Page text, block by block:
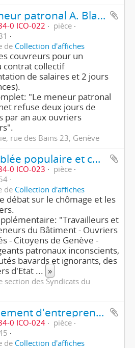
Le meneur patronal A. Blanchet
0 ICO-022
pièce
de Collection d'affiches
couvreurs pour un
contrat collectif
de salaires et 2 jours
"Le meneur patronal
refuse deux jours de
par an aux ouvriers
rue des Bains 23, Genève
Assemblée populaire et contradictoire - Lucien Tronchet, Adrien Buffat
0 ICO-023
pièce
de Collection d'affiches
débat sur le chômage et les
"Travailleurs et
du Bâtiment - Ouvriers
- Citoyens de Genève -
patronaux inconscients,
bavards et ignorants, des
d'Etat ... »
section des Syndicats du
Aveuglement d'entrepreneurs - Les ouvriers se défendent
0 ICO-024
pièce
de Collection d'affiches